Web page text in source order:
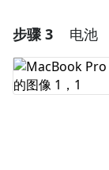
添加评论
步骤 3 电池